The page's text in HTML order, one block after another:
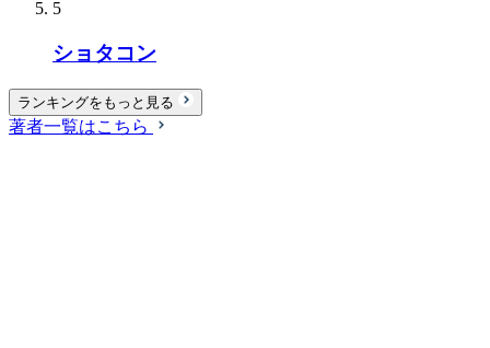
5
ショタコン
ランキングをもっと見る
著者一覧はこちら